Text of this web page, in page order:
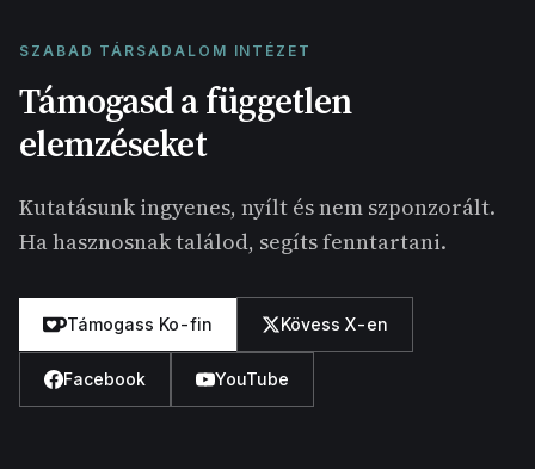
SZABAD TÁRSADALOM INTÉZET
Támogasd a független
elemzéseket
Kutatásunk ingyenes, nyílt és nem szponzorált.
Ha hasznosnak találod, segíts fenntartani.
Támogass Ko-fin Kövess X-en
Facebook YouTube